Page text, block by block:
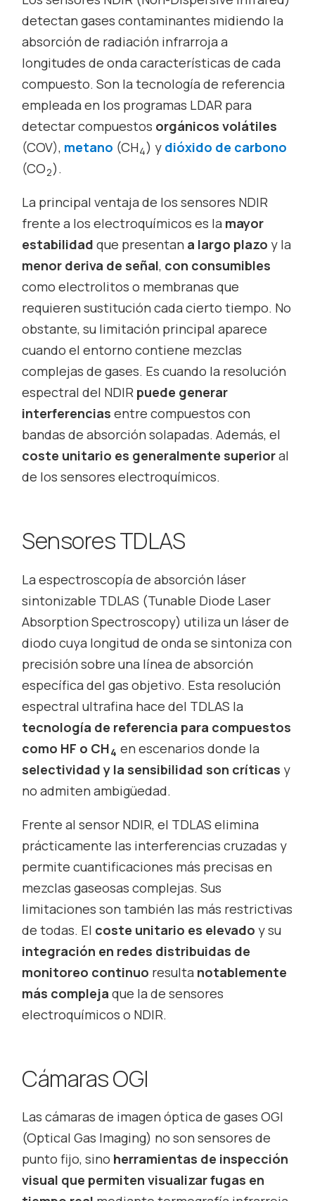
detectan gases contaminantes midiendo la
absorción de radiación infrarroja a
longitudes de onda características de cada
compuesto. Son la tecnología de referencia
empleada en los programas LDAR para
detectar compuestos orgánicos volátiles
(COV), metano (CH4) y dióxido de carbono
(CO2).
La principal ventaja de los sensores NDIR
frente a los electroquímicos es la mayor
estabilidadque presentan a largo plazo y la
menor deriva de señal, con consumibles
como electrolitos o membranas que
requieren sustitución cada cierto tiempo. No
obstante, su limitación principal aparece
cuando el entorno contiene mezclas
complejas de gases. Es cuando la resolución
espectral del NDIR puede generar
interferencias entre compuestos con
bandas de absorción solapadas. Además, el
coste unitario es generalmente superioral
de los sensores electroquímicos.
Sensores TDLAS
La espectroscopía de absorción láser
sintonizable TDLAS (Tunable Diode Laser
Absorption Spectroscopy) utiliza un láser de
diodo cuya longitud de onda se sintoniza con
precisión sobre una línea de absorción
específica del gas objetivo. Esta resolución
espectral ultrafina hace del TDLAS la
tecnología de referencia para compuestos
como HF o CH4 en escenarios donde la
selectividad y la sensibilidad son críticas y
no admiten ambigüedad.
Frente al sensor NDIR, el TDLAS elimina
prácticamente las interferencias cruzadas y
permite cuantificaciones más precisas en
mezclas gaseosas complejas. Sus
limitaciones son también las más restrictivas
de todas. El coste unitario es elevado y su
integración en redes distribuidas de
monitoreo continuo resulta notablemente
más compleja que la de sensores
electroquímicos o NDIR.
Cámaras OGI
Las cámaras de imagen óptica de gases OGI
(Optical Gas Imaging) no son sensores de
punto fijo, sino herramientas de inspección
visual que permiten visualizar fugas en